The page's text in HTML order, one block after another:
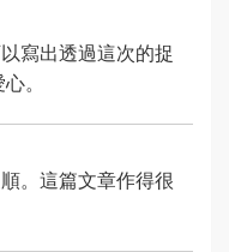
寫出透過這次的捉
。
。這篇文章作得很